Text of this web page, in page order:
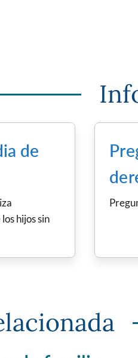
de
hijos sin